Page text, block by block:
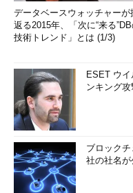
データベースウォッチャーが
返る2015年、「次に“来る
技術トレンド」とは (1/3)
ESET ウ
ンキング
ブロック
社の社名